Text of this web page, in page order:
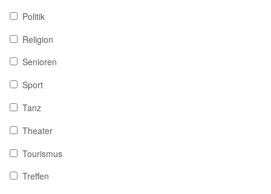
Politik
Religion
Senioren
Sport
Tanz
Theater
Tourismus
Treffen